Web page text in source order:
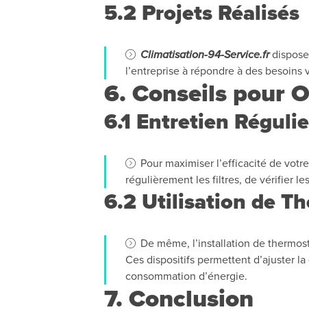
5.2 Projets Réalisés
Climatisation-94-Service.fr
l’entreprise à répondre à des
6. Conseils pour
6.1 Entretien
Pour maximiser l’efficacité de
régulièrement les filtres, de vérifier
6.2 Utilisation de
De même, l’installation de
Ces dispositifs permettent d’ajuster
consommation d’énergie.
7. Conclusion